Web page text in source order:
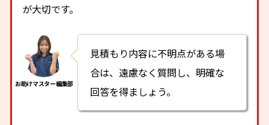
が大切です。
見積もり内容に不明点がある場
合は、遠慮なく質問し、明確な
回答を得ましょう。